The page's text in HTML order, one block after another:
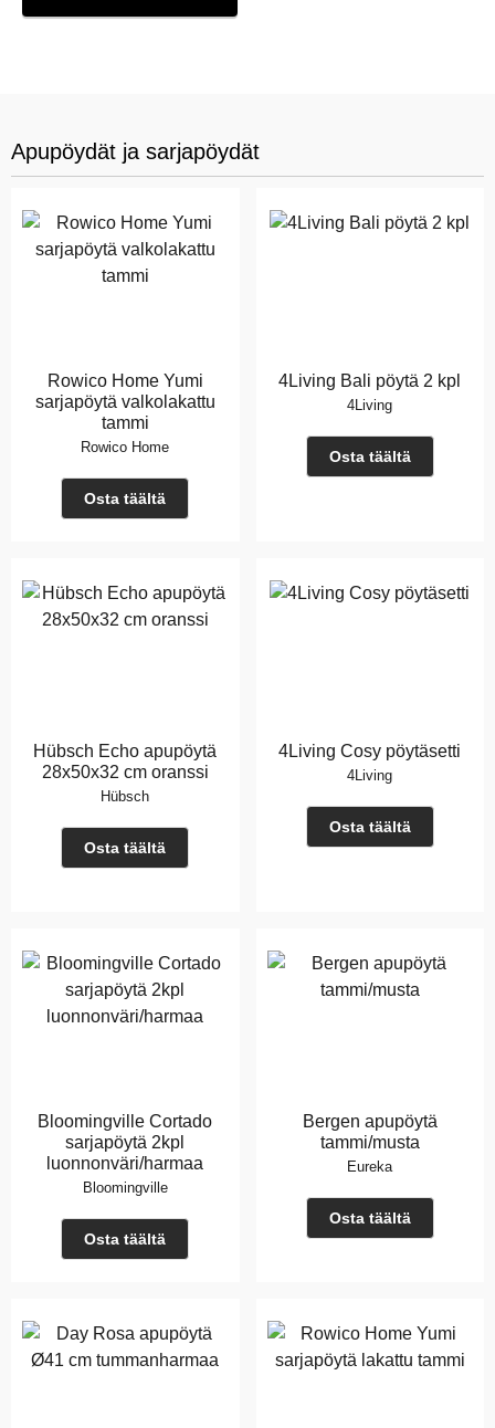
Apupöydät ja sarjapöydät
Rowico Home Yumi
sarjapöytä valkolakattu
tammi
Rowico Home
Osta täältä
4Living Bali pöytä 2 kpl
4Living
Osta täältä
Hübsch Echo apupöytä
28x50x32 cm oranssi
Hübsch
Osta täältä
4Living Cosy pöytäsetti
4Living
Osta täältä
Bloomingville Cortado
sarjapöytä 2kpl
luonnonväri/harmaa
Bloomingville
Osta täältä
Bergen apupöytä
tammi/musta
Eureka
Osta täältä